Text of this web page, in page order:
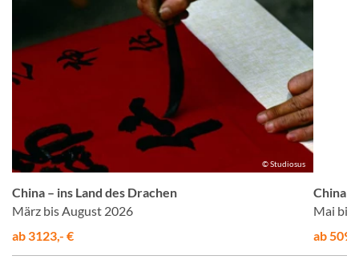
© Studiosus
China – ins Land des Drachen
März bis August 2026
ab 3123,- €
China
Mai bis
ab